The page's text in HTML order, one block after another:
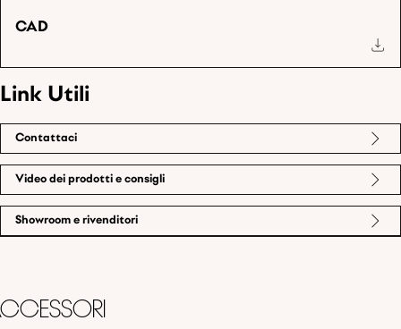
CAD
Link Utili
Contattaci
Video dei prodotti e consigli
Showroom e rivenditori